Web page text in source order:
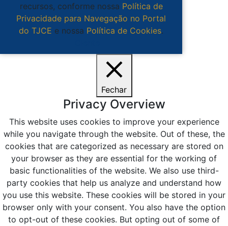
recursos, conforme nossa Política de
Privacidade para Navegação no Portal
do TJCE e nossa Política de Cookies.
Fechar
Privacy Overview
This website uses cookies to improve your experience
while you navigate through the website. Out of these, the
cookies that are categorized as necessary are stored on
your browser as they are essential for the working of
basic functionalities of the website. We also use third-
party cookies that help us analyze and understand how
you use this website. These cookies will be stored in your
browser only with your consent. You also have the option
to opt-out of these cookies. But opting out of some of